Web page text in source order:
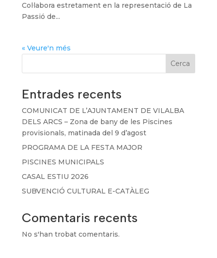
Col·labora estretament en la representació de La
Passió de...
« Veure'n més
Cerca
Entrades recents
COMUNICAT DE L’AJUNTAMENT DE VILALBA
DELS ARCS – Zona de bany de les Piscines
provisionals, matinada del 9 d’agost
PROGRAMA DE LA FESTA MAJOR
PISCINES MUNICIPALS
CASAL ESTIU 2026
SUBVENCIÓ CULTURAL E-CATÀLEG
Comentaris recents
No s'han trobat comentaris.